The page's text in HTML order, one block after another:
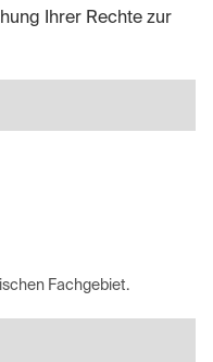
Ihrer Rechte zur
Fachgebiet.